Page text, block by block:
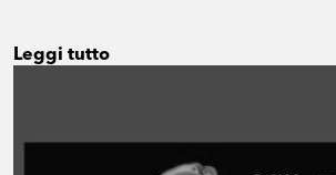
Leggi tutto